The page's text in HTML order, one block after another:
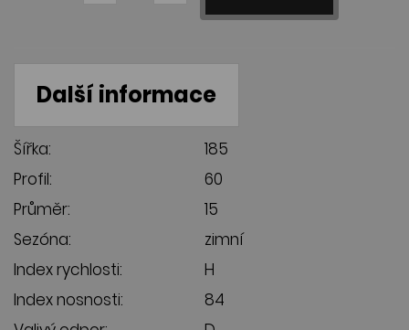
Další informace
Šířka:
185
Profil:
60
Průměr:
15
Sezóna:
zimní
Index rychlosti:
H
Index nosnosti:
84